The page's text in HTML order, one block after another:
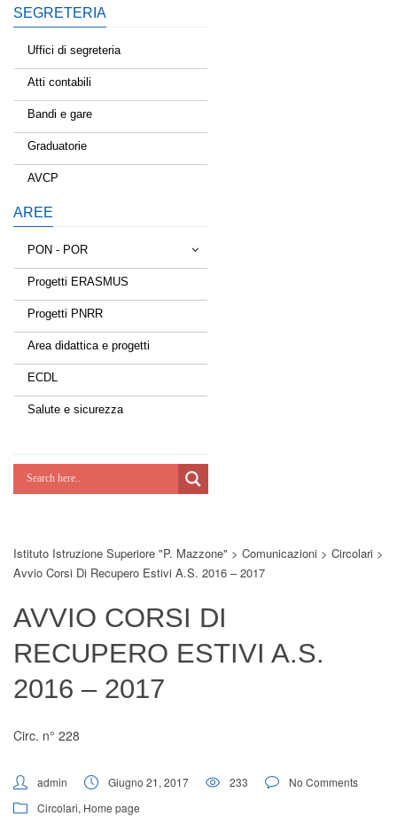
SEGRETERIA
Uffici di segreteria
Atti contabili
Bandi e gare
Graduatorie
AVCP
AREE
PON - POR
Tessere la rete
Estate a scuola
Scuola d'estate
Lab Green
Potenziamoci
Progetti ERASMUS
Progetti PNRR
Area didattica e progetti
ECDL
Salute e sicurezza
Istituto Istruzione Superiore "P. Mazzone" > Comunicazioni > Circolari >
Avvio Corsi Di Recupero Estivi A.s. 2016 – 2017
AVVIO CORSI DI
RECUPERO ESTIVI A.S.
2016 – 2017
Circ. n° 228
admin Giugno 21, 2017 233
No Comments
Circolari, Home page